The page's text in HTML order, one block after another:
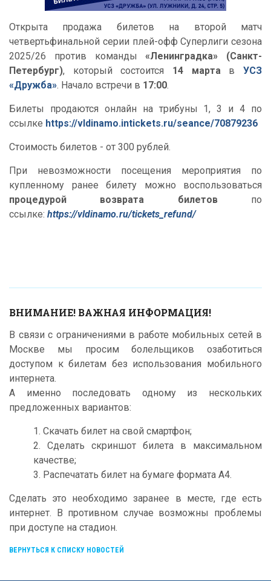
Открыта продажа билетов на второй матч
четвертьфинальной серии плей-офф Суперлиги сезона
2025/26 против команды«Ленинградка» (Санкт-
Петербург), который состоится 14 марта вУСЗ
«Дружба». Начало встречи в 17:00.
Билеты продаются онлайн на трибуны 1, 3 и 4 по
ссылке https://vldinamo.intickets.ru/seance/70879236
Стоимость билетов - от 300 рублей.
При невозможности посещения мероприятия по
купленному ранее билету можно воспользоваться
процедурой возврата билетовпо
ссылке: https://vldinamo.ru/tickets_refund/
ВНИМАНИЕ! ВАЖНАЯ ИНФОРМАЦИЯ!
В связи с ограничениями в работе мобильных сетей в
Москве мы просим болельщиков озаботиться
доступом к билетам без использования мобильного
интернета.
А именно последовать одному из нескольких
предложенных вариантов:
1. Скачать билет на свой смартфон;
2. Сделать скриншот билета в максимальном
качестве;
3. Распечатать билет на бумаге формата А4.
Сделать это необходимо заранее в месте, где есть
интернет. В противном случае возможны проблемы
при доступе на стадион.
ВЕРНУТЬСЯ К СПИСКУ НОВОСТЕЙ